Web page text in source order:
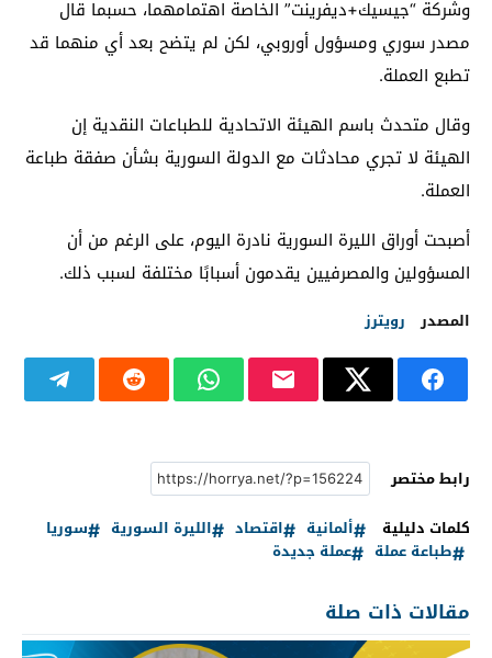
وشركة “جيسيك+ديفرينت” الخاصة اهتمامهما، حسبما قال
مصدر سوري ومسؤول أوروبي، لكن لم يتضح بعد أي منهما قد
تطبع العملة.
وقال متحدث باسم الهيئة الاتحادية للطباعات النقدية إن
الهيئة لا تجري محادثات مع الدولة السورية بشأن صفقة طباعة
العملة.
أصبحت أوراق الليرة السورية نادرة اليوم، على الرغم من أن
المسؤولين والمصرفيين يقدمون أسبابًا مختلفة لسبب ذلك.
المصدر رويترز
رابط مختصر
كلمات دليلية
ألمانية اقتصاد الليرة السورية
سوريا
طباعة عملة
عملة جديدة
مقالات ذات صلة